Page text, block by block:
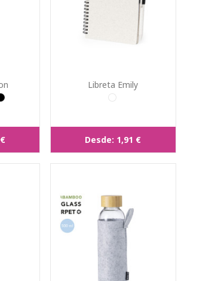
Libreta Emily
Desde: 1,91 €